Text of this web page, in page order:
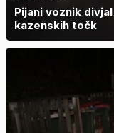
Pijani voznik
kazenskih točk